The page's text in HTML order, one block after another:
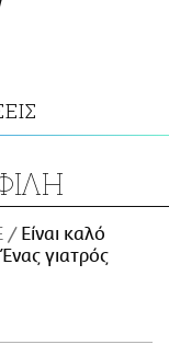
Είναι καλό
γιατρός